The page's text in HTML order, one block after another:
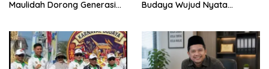
Maulidah Dorong Generasi
Budaya Wujud Nyata